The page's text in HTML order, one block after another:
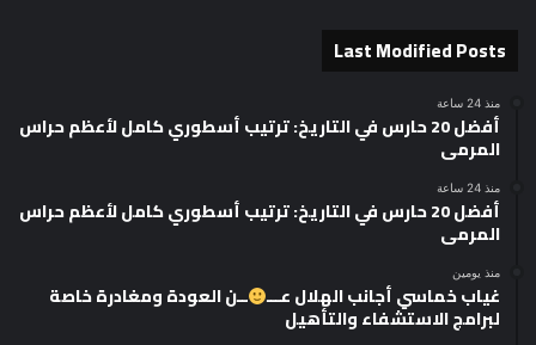
Last Modified Posts
منذ 24 ساعة
أفضل 20 حارس في التاريخ: ترتيب أسطوري كامل لأعظم حراس
المرمى
منذ 24 ساعة
أفضل 20 حارس في التاريخ: ترتيب أسطوري كامل لأعظم حراس
المرمى
منذ يومين
غياب خماسي أجانب الهلال عـــ ــن العودة ومغادرة خاصة
لبرامج الاستشفاء والتأهيل